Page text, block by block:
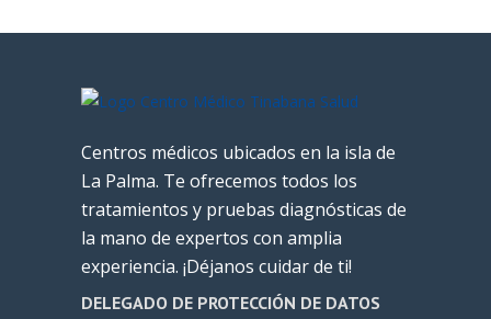
Centros médicos ubicados en la isla de
La Palma. Te ofrecemos todos los
tratamientos y pruebas diagnósticas de
la mano de expertos con amplia
experiencia. ¡Déjanos cuidar de ti!
DELEGADO DE PROTECCIÓN DE DATOS